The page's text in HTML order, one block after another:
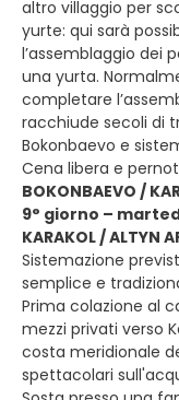
altro villaggio per
yurte: qui sarà
l’assemblaggio dei
una yurta.
completare
racchiude secoli di
Bokonbaevo e
Cena libera e
BOKONBAEVO /
9° giorno –
KARAKOL / ALTYN
Sistemazione
semplice e
Prima colazione al
mezzi privati verso
costa meridionale
spettacolari